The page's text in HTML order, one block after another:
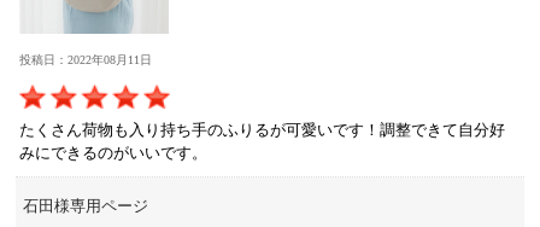
投稿日：2022年08月11日
たくさん荷物も入り持ち手のふりるが可愛いです！調整できて自分好
みにできるのがいいです。
石田様専用ページ